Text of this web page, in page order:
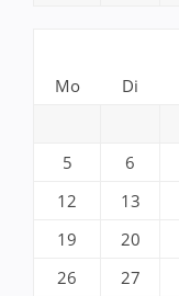
Mo
Di
5
6
12
13
19
20
26
27